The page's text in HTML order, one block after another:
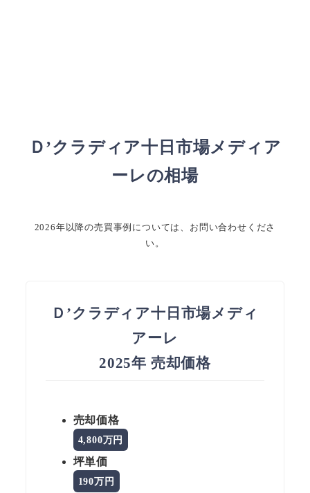
Ｄ’クラディア十日市場メディア
ーレの相場
2026年以降の売買事例については、お問い合わせくださ
い。
Ｄ’クラディア十日市場メディ
アーレ
2025年 売却価格
売却価格
4,800万円
坪単価
190万円